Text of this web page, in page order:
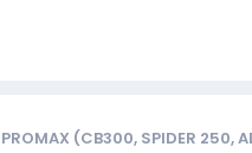
PROMAX (CB300, SPIDER 250,